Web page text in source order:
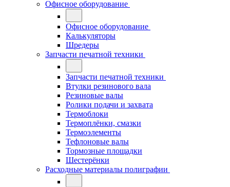
Офисное оборудование
Офисное оборудование
Калькуляторы
Шредеры
Запчасти печатной техники
Запчасти печатной техники
Втулки резинового вала
Резиновые валы
Ролики подачи и захвата
Термоблоки
Термоплёнки, смазки
Термоэлементы
Тефлоновые валы
Тормозные площадки
Шестерёнки
Расходные материалы полиграфии